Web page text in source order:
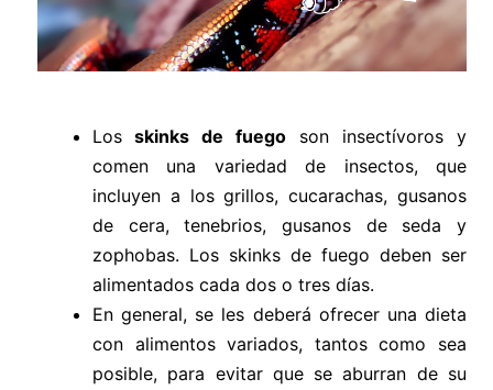
Losskinks de fuego son insectívoros y
comen una variedad de insectos, que
incluyen a los grillos, cucarachas, gusanos
de cera, tenebrios, gusanos de seda y
zophobas. Los skinks de fuego deben ser
alimentados cada dos o tres días.
En general, se les deberá ofrecer una dieta
con alimentos variados, tantos como sea
posible, para evitar que se aburran de su